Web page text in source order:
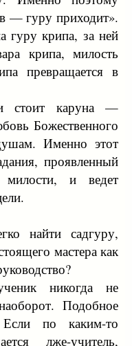
— гуру приходит».
гуру крипа, за ней
крипа, милость
превращается в
стоит каруна —
Божественного
Именно этот
проявленный
и ведет
найти садгуру,
мастера как
никогда не
Подобное
по каким-то
лже-учитель,